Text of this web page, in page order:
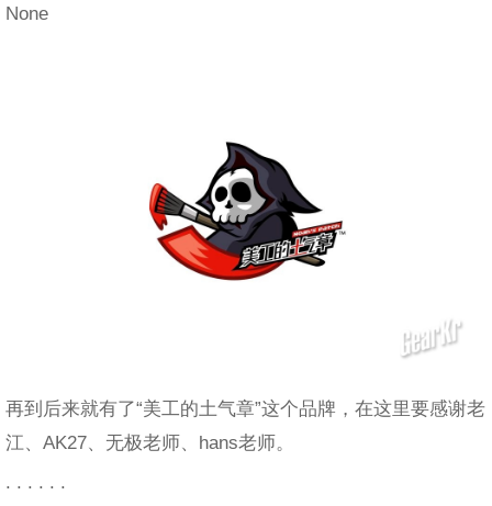
None
再到后来就有了“美工的土气章”这个品牌，在这里要感谢老
江、AK27、无极老师、hans老师。
. . . . . .